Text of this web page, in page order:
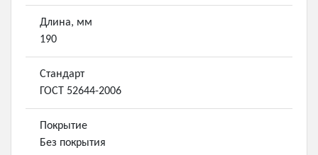
Длина, мм
190
Стандарт
ГОСТ 52644-2006
Покрытие
Без покрытия